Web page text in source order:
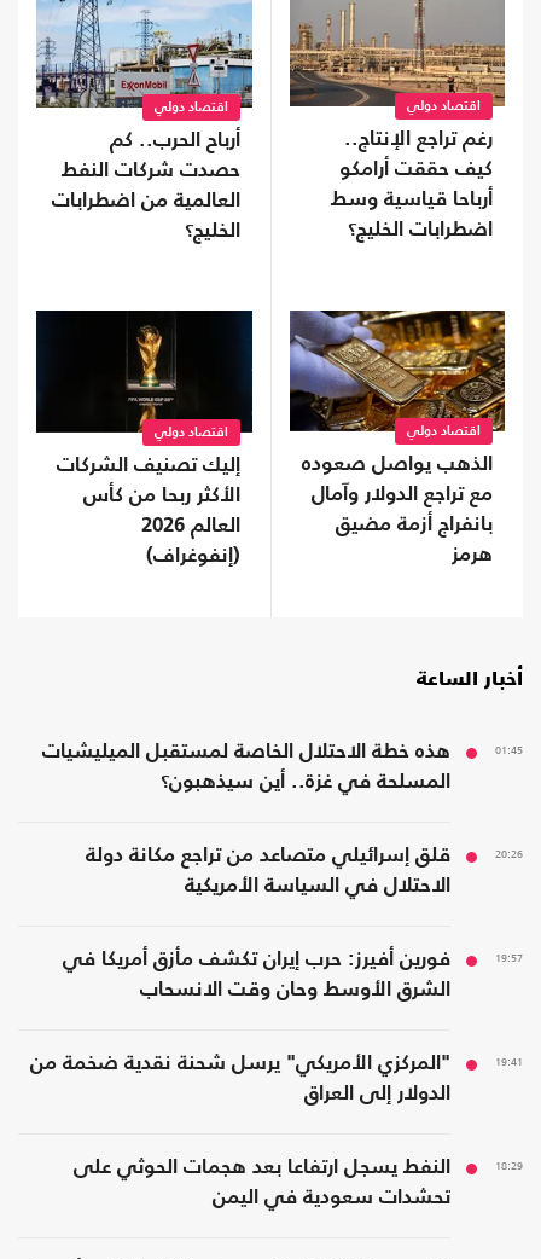
اقتصاد دولي
رغم تراجع الإنتاج..
كيف حققت أرامكو
أرباحا قياسية وسط
اضطرابات الخليج؟
اقتصاد دولي
أرباح الحرب.. كم
حصدت شركات النفط
العالمية من اضطرابات
الخليج؟
اقتصاد دولي
الذهب يواصل صعوده
مع تراجع الدولار وآمال
بانفراج أزمة مضيق
هرمز
اقتصاد دولي
إليك تصنيف الشركات
الأكثر ربحا من كأس
العالم 2026
(إنفوغراف)
أخبار الساعة
01:45
هذه خطة الاحتلال الخاصة لمستقبل الميليشيات
المسلحة في غزة.. أين سيذهبون؟
20:26
قلق إسرائيلي متصاعد من تراجع مكانة دولة
الاحتلال في السياسة الأمريكية
19:57
فورين أفيرز: حرب إيران تكشف مأزق أمريكا في
الشرق الأوسط وحان وقت الانسحاب
19:41
"المركزي الأمريكي" يرسل شحنة نقدية ضخمة من
الدولار إلى العراق
18:29
النفط يسجل ارتفاعا بعد هجمات الحوثي على
تحشدات سعودية في اليمن